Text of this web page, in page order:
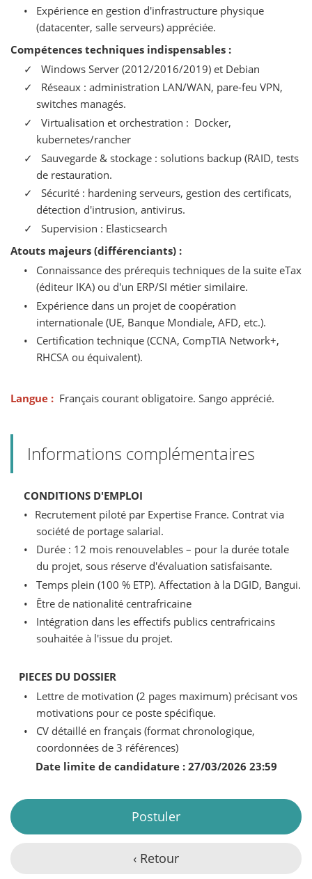
•
Expérience en gestion d'infrastructure physique
(datacenter, salle serveurs) appréciée.
Compétences techniques indispensables :
✓
Windows Server (2012/2016/2019) et Debian
✓
Réseaux : administration LAN/WAN, pare-feu VPN,
switches managés.
✓
Virtualisation et orchestration : Docker,
kubernetes/rancher
✓
Sauvegarde & stockage : solutions backup (RAID, tests
de restauration.
✓
Sécurité : hardening serveurs, gestion des certificats,
détection d'intrusion, antivirus.
✓
Supervision : Elasticsearch
Atouts majeurs (différenciants) :
•
Connaissance des prérequis techniques de la suite eTax
(éditeur IKA) ou d'un ERP/SI métier similaire.
•
Expérience dans un projet de coopération
internationale (UE, Banque Mondiale, AFD, etc.).
•
Certification technique (CCNA, CompTIA Network+,
RHCSA ou équivalent).
Langue : Français courant obligatoire. Sango apprécié.
Informations complémentaires
CONDITIONS D'EMPLOI
• Recrutement piloté par Expertise France. Contrat via
société de portage salarial.
•
Durée : 12 mois renouvelables – pour la durée totale
du projet, sous réserve d'évaluation satisfaisante.
•
Temps plein (100 % ETP). Affectation à la DGID, Bangui.
•
Être de nationalité centrafricaine
•
Intégration dans les effectifs publics centrafricains
souhaitée à l'issue du projet.
PIECES DU DOSSIER
•
Lettre de motivation (2 pages maximum) précisant vos
motivations pour ce poste spécifique.
•
CV détaillé en français (format chronologique,
coordonnées de 3 références)
Date limite de candidature : 27/03/2026 23:59
Postuler
‹ Retour